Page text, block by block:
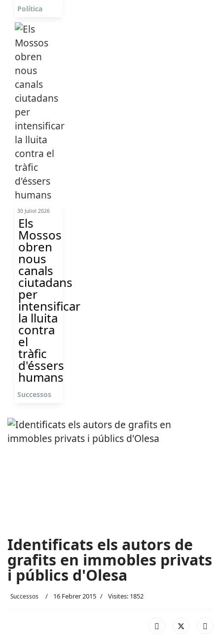
Política
30 Juliol 2026
Els
Mossos
obren
nous
canals
ciutadans
per
intensificar
la lluita
contra
el
tràfic
d'éssers
humans
Successos
Identificats els autors de
grafits en immobles privats
i públics d'Olesa
Successos 16 Febrer 2015 Visites: 1852